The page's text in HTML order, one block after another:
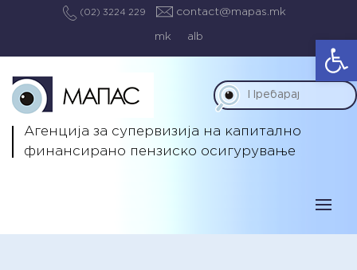
(02) 3224 229 contact@mapas.mk
mk alb
Агенција за супервизија на капитално
финансирано пензиско осигурување